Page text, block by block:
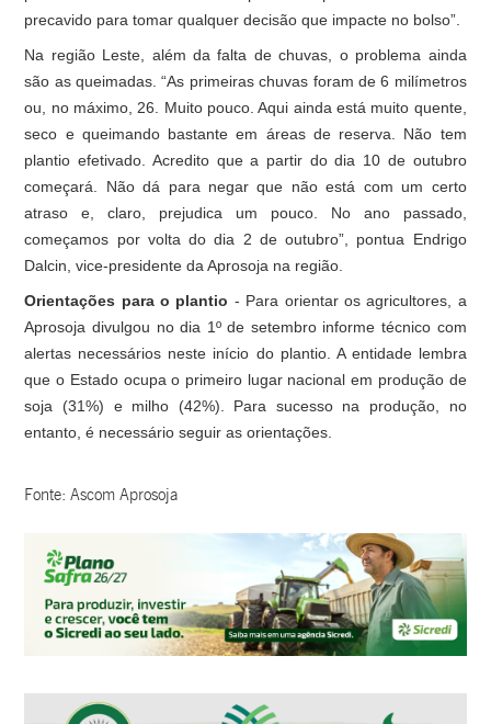
precavido para tomar qualquer decisão que impacte no bolso”.
Na região Leste, além da falta de chuvas, o problema ainda
são as queimadas. “As primeiras chuvas foram de 6 milímetros
ou, no máximo, 26. Muito pouco. Aqui ainda está muito quente,
seco e queimando bastante em áreas de reserva. Não tem
plantio efetivado. Acredito que a partir do dia 10 de outubro
começará. Não dá para negar que não está com um certo
atraso e, claro, prejudica um pouco. No ano passado,
começamos por volta do dia 2 de outubro”, pontua Endrigo
Dalcin, vice-presidente da Aprosoja na região.
Orientações para o plantio - Para orientar os agricultores, a
Aprosoja divulgou no dia 1º de setembro informe técnico com
alertas necessários neste início do plantio. A entidade lembra
que o Estado ocupa o primeiro lugar nacional em produção de
soja (31%) e milho (42%). Para sucesso na produção, no
entanto, é necessário seguir as orientações.
Fonte: Ascom Aprosoja